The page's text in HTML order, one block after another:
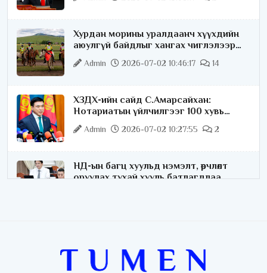
Хурдан морины уралдаанч хүүхдийн
аюулгүй байдлыг хангах чиглэлээр
ажиллаж байна
Admin 2026-07-02 10:46:17 14
ХЗДХ-ийн сайд С.Амарсайхан:
Нотариатын үйлчилгээг 100 хувь
цахимжуулна
Admin 2026-07-02 10:27:55 2
НД-ын багц хуульд нэмэлт, өөрчлөлт
оруулах тухай хууль батлагдлаа
хяналт тавина
Admin 2026-07-02 09:10:46